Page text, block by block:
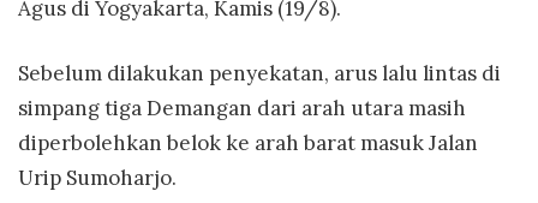
Agus di Yogyakarta, Kamis (19/8).
Sebelum dilakukan penyekatan, arus lalu lintas di
simpang tiga Demangan dari arah utara masih
diperbolehkan belok ke arah barat masuk Jalan
Urip Sumoharjo.